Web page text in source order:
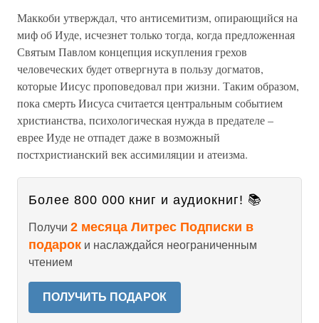
Маккоби утверждал, что антисемитизм, опирающийся на
миф об Иуде, исчезнет только тогда, когда предложенная
Святым Павлом концепция искупления грехов
человеческих будет отвергнута в пользу догматов,
которые Иисус проповедовал при жизни. Таким образом,
пока смерть Иисуса считается центральным событием
христианства, психологическая нужда в предателе –
еврее Иуде не отпадет даже в возможный
постхристианский век ассимиляции и атеизма.
Более 800 000 книг и аудиокниг! 📚
Получи 2 месяца Литрес Подписки в
подарок и наслаждайся неограниченным
чтением
ПОЛУЧИТЬ ПОДАРОК